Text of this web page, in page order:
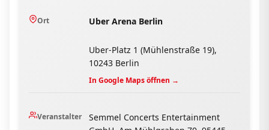
Ort Uber Arena Berlin
Uber-Platz 1 (Mühlenstraße 19),
10243 Berlin
In Google Maps öffnen →
Veranstalter
Semmel Concerts Entertainment